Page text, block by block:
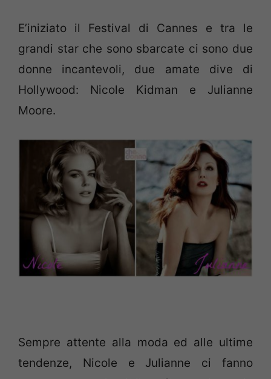
E’iniziato il Festival di Cannes e tra le
grandi star che sono sbarcate ci sono due
donne incantevoli, due amate dive di
Hollywood: Nicole Kidman e Julianne
Moore.
Sempre attente alla moda ed alle ultime
tendenze, Nicole e Julianne ci fanno